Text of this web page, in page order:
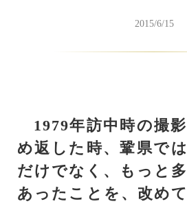
2015/6/15
1979年訪中時の撮
め返した時、鞏県で
だけでなく、もっと
あったことを、改め